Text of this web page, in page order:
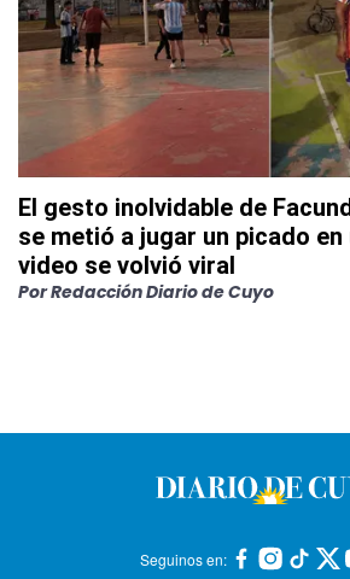
El gesto inolvidable de
se metió a jugar un picado en
video se volvió viral
PorRedacción Diario de Cuyo
Seguinos en: